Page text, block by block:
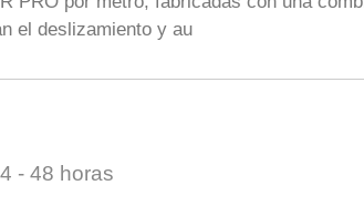
el deslizamiento y au
- 48 horas